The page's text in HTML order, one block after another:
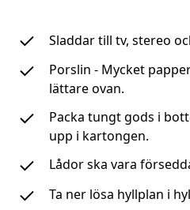
Sladdar till tv, stereo
Porslin - Mycket
lättare ovan.
Packa tungt gods i
upp i kartongen.
Lådor ska vara
Ta ner lösa hyllplan i